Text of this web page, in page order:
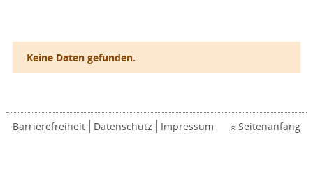
Keine Daten gefunden.
Barrierefreiheit Datenschutz Impressum Seitenanfang